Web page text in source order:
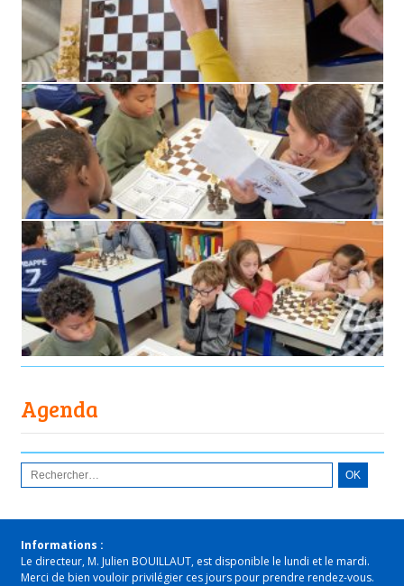
Agenda
Informations :
Le directeur, M. Julien BOUILLAUT, est disponible le lundi et le mardi.
Merci de bien vouloir privilégier ces jours pour prendre rendez-vous.